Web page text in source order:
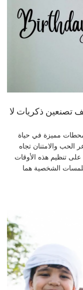
تصنعين ذكريات لا
محطات مميزة في حياة
والامتنان تجاه
تنظيم هذه الأوقات
الشخصية هما